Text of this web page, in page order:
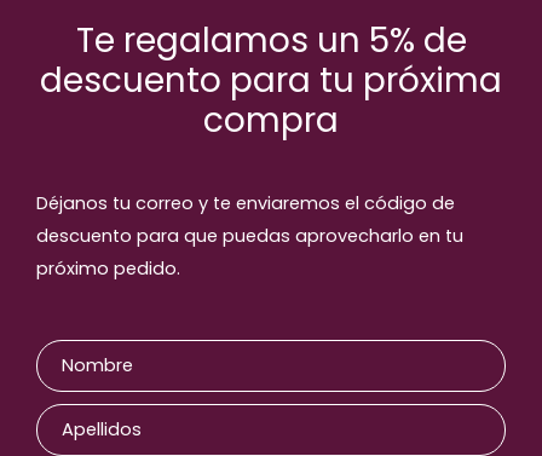
Productos relaccionados
Te regalamos un 5% de
descuento para tu próxima
compra
Déjanos tu correo y te enviaremos el código de
descuento para que puedas aprovecharlo en tu
próximo pedido.